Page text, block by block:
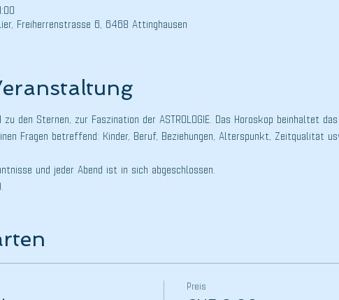
Freiherrenstrasse 6, 6468 Attinghausen
zu den Sternen, zur Faszination der ASTROLOGIE. Das Horoskop beinhaltet
Fragen betreffend: Kinder, Beruf, Beziehungen, Alterspunkt, Zeitqualität
und jeder Abend ist in sich abgeschlossen.
Preis